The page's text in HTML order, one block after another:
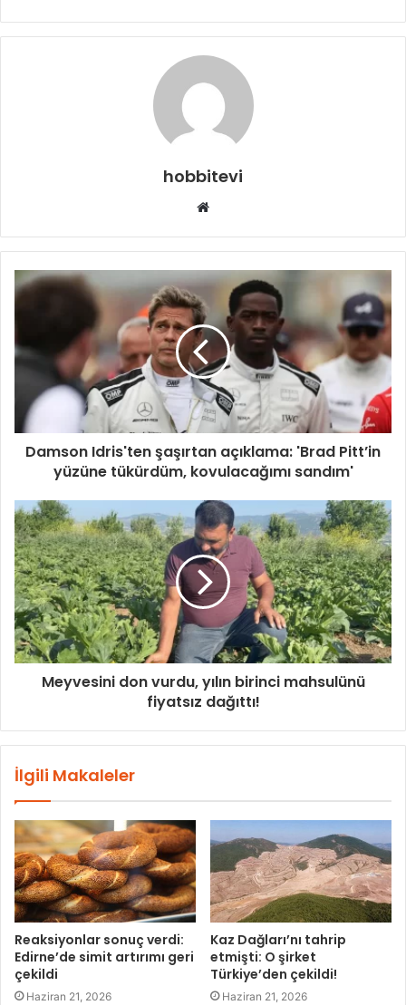
hobbitevi
Web
Damson Idris'ten şaşırtan açıklama: 'Brad Pitt’in
yüzüne tükürdüm, kovulacağımı sandım'
Meyvesini don vurdu, yılın birinci mahsulünü
fiyatsız dağıttı!
İlgili Makaleler
Reaksiyonlar sonuç verdi:
Edirne’de simit artırımı geri
çekildi
Haziran 21, 2026
Kaz Dağları’nı tahrip
etmişti: O şirket
Türkiye’den çekildi!
Haziran 21, 2026